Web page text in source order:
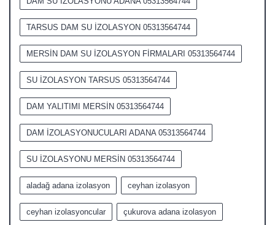
TARSUS DAM SU İZOLASYON 05313564744
MERSİN DAM SU İZOLASYON FİRMALARI 05313564744
SU İZOLASYON TARSUS 05313564744
DAM YALITIMI MERSİN 05313564744
DAM İZOLASYONUCULARI ADANA 05313564744
SU İZOLASYONU MERSİN 05313564744
aladağ adana izolasyon ceyhan izolasyon
ceyhan izolasyoncular çukurova adana izolasyon